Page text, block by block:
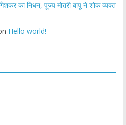
का निधन, पूज्य मोरारी बापू ने शोक व्यक्त
Hello world!